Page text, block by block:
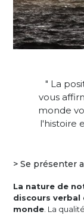
" La
vous
monde
l'histoire
> Se présenter
La nature de
discours
monde . La